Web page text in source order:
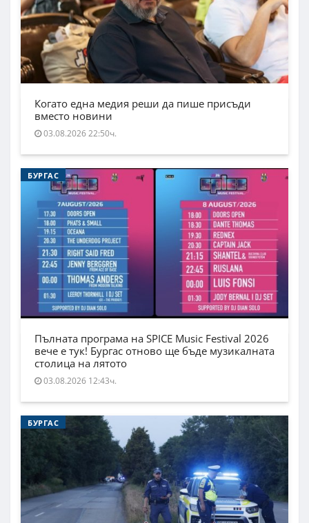
Когато една медия реши да пише присъди
вместо новини
03.08.2026 22:50ч.
БУРГАС
Пълната програма на SPICE Music Festival 2026
вече е тук! Бургас отново ще бъде музикалната
столица на лятото
03.08.2026 12:43ч.
БУРГАС